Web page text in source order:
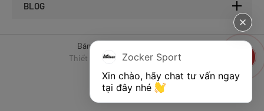
BLOG
Bản quyền © 2025 của Zocker.
Thiết kế website & SEO - Tất Thành
Zocker Sport
Xin chào, hãy chat tư vấn ngay
tại đây nhé